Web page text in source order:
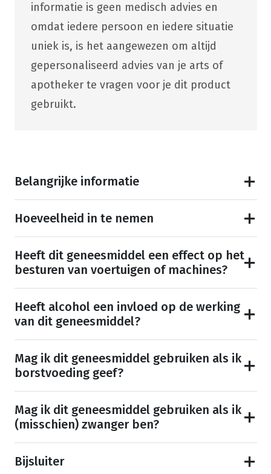
informatie is geen medisch advies en
omdat iedere persoon en iedere situatie
uniek is, is het aangewezen om altijd
gepersonaliseerd advies van je arts of
apotheker te vragen voor je dit product
gebruikt.
Belangrijke informatie
Hoeveelheid in te nemen
Heeft dit geneesmiddel een effect op het
besturen van voertuigen of machines?
Heeft alcohol een invloed op de werking
van dit geneesmiddel?
Mag ik dit geneesmiddel gebruiken als ik
borstvoeding geef?
Mag ik dit geneesmiddel gebruiken als ik
(misschien) zwanger ben?
Bijsluiter